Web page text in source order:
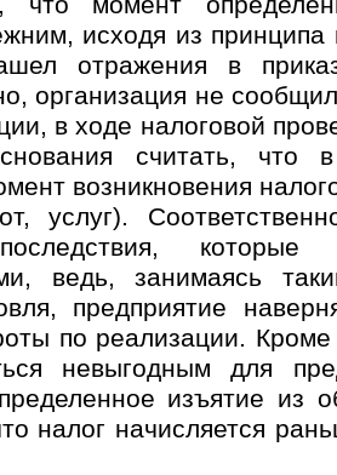
исходя из
отражения в
организация не
в ходе налоговой
считать,
возникновения
услуг).
которые
ведь, занимаясь
предприятие
по реализации.
невыгодным для
изъятие из
налог начисляется